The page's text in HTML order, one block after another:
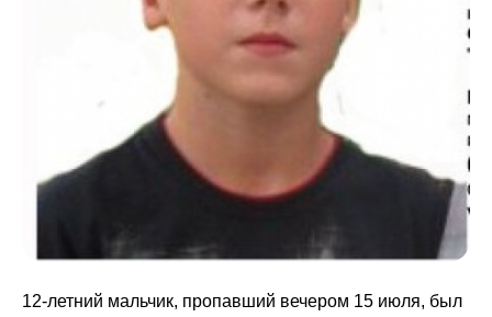
12-летний мальчик, пропавший вечером 15 июля, был